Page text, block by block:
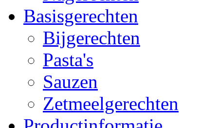
Basisgerechten
Bijgerechten
Pasta's
Sauzen
Zetmeelgerechten